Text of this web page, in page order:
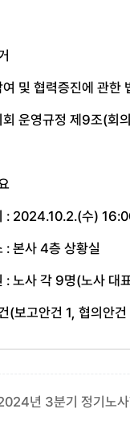
및 협력증진에 관한
운영규정 제 9조(회의
: 2024.10.2.(수)
: 본사 4층 상황실
: 노사 각 9명(노사 대
(보고안건 1, 협의안건
년 3분기 정기노